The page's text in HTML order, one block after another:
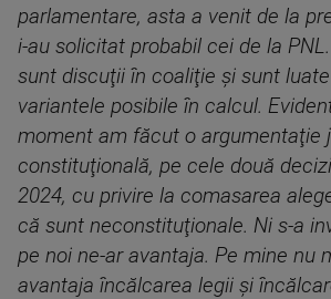
parlamentare, asta a venit de la
i-au solicitat probabil cei de la
sunt discuţii în coaliţie şi sunt
variantele posibile în calcul.
moment am făcut o argumentaţie
constituţională, pe cele două
2024, cu privire la comasarea
că sunt neconstituţionale. Ni s-a
pe noi ne-ar avantaja. Pe mine nu
avantaja încălcarea legii şi